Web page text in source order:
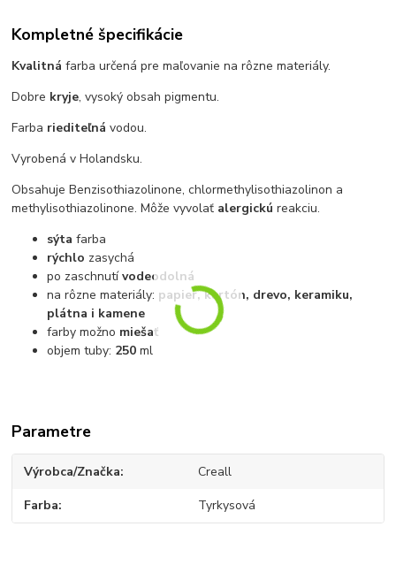
Kompletné špecifikácie
Kvalitnáfarba určená pre maľovanie na rôzne materiály.
Dobre kryje, vysoký obsah pigmentu.
Farba riediteľnávodou.
Vyrobená v Holandsku.
Obsahuje Benzisothiazolinone, chlormethylisothiazolinon a
methylisothiazolinone. Môže vyvolať alergickúreakciu.
sýtafarba
rýchlo zasychá
po zaschnutívodeodolná
na rôzne materiály: papier, kartón, drevo, keramiku,
plátna i kamene
farby možno miešať
objem tuby: 250ml
Parametre
Výrobca/Značka Creall
Farba Tyrkysová